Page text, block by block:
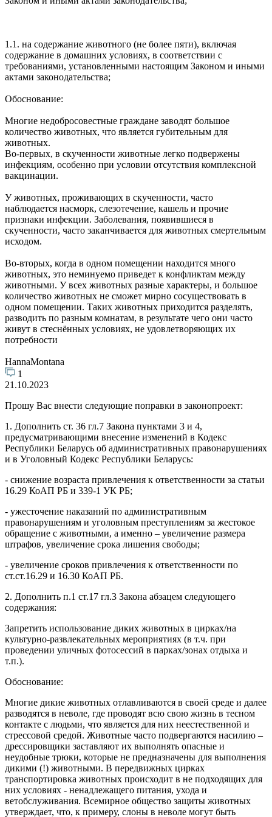
1.1. на содержание животного (не более пяти), включая
содержание в домашних условиях, в соответствии с
требованиями, установленными настоящим Законом и иными
актами законодательства;
Обоснование:
Многие недобросовестные граждане заводят большое
количество животных, что является губительным для
животных.
Во-первых, в скученности животные легко подвержены
инфекциям, особенно при условии отсутствия комплексной
вакцинации.
У животных, проживающих в скученности, часто
наблюдается насморк, слезотечение, кашель и прочие
признаки инфекции. Заболевания, появившиеся в
скученности, часто заканчивается для животных смертельным
исходом.
Во-вторых, когда в одном помещении находится много
животных, это неминуемо приведет к конфликтам между
животными. У всех животных разные характеры, и большое
количество животных не сможет мирно сосуществовать в
одном помещении. Таких животных приходится разделять,
разводить по разным комнатам, в результате чего они часто
живут в стеснённых условиях, не удовлетворяющих их
потребности
HannaMontana
1
21.10.2023
Прошу Вас внести следующие поправки в законопроект:
1. Дополнить ст. 36 гл.7 Закона пунктами 3 и 4,
предусматривающими внесение изменений в Кодекс
Республики Беларусь об административных правонарушениях
и в Уголовный Кодекс Республики Беларусь:
- снижение возраста привлечения к ответственности за статьи
16.29 КоАП РБ и 339-1 УК РБ;
- ужесточение наказаний по административным
правонарушениям и уголовным преступлениям за жестокое
обращение с животными, а именно – увеличение размера
штрафов, увеличение срока лишения свободы;
- увеличение сроков привлечения к ответственности по
ст.ст.16.29 и 16.30 КоАП РБ.
2. Дополнить п.1 ст.17 гл.3 Закона абзацем следующего
содержания:
Запретить использование диких животных в цирках/на
культурно-развлекательных мероприятиях (в т.ч. при
проведении уличных фотосессий в парках/зонах отдыха и
т.п.).
Обоснование:
Многие дикие животных отлавливаются в своей среде и далее
разводятся в неволе, где проводят всю свою жизнь в тесном
контакте с людьми, что является для них неестественной и
стрессовой средой. Животные часто подвергаются насилию –
дрессировщики заставляют их выполнять опасные и
неудобные трюки, которые не предназначены для выполнения
дикими (!) животными. В передвижных цирках
транспортировка животных происходит в не подходящих для
них условиях - ненадлежащего питания, ухода и
ветобслуживания. Всемирное общество защиты животных
утверждает, что, к примеру, слоны в неволе могут быть